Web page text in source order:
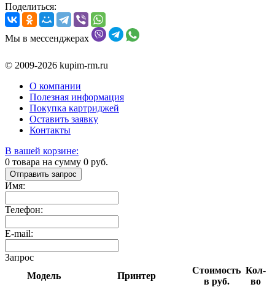
Поделиться:
Мы в мессенджерах
© 2009-2026 kupim-rm.ru
О компании
Полезная информация
Покупка картриджей
Оставить заявку
Контакты
В вашей корзине:
0 товара на сумму 0 руб.
Отправить запрос
Имя:
Телефон:
E-mail:
Запрос
Модель
Принтер
Стоимость
в руб.
Кол-
во